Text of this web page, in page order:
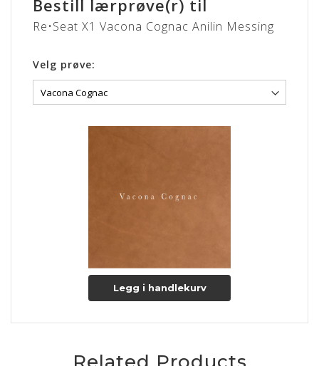
moderne i tiden. Nyt og skinnende messing giver et varmt
udtryk, som vil pynte i alle rum. Metallet skiller sig ud fra
VACONA
overflade med en helt særlig glans. VACONA er en unik anilin
Lædertykkelse: 1-1,2 mm.
Læs mere om pleje og vedligeholdelse her
Bestill lærprøve(r) til
Re•Seat X1 Vacona Cognac Anilin Messing
Velg prøve:
Legg i handlekurv